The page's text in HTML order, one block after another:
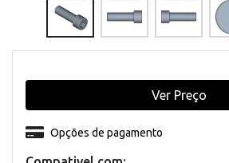
Opções de pagamento
Ver Preço